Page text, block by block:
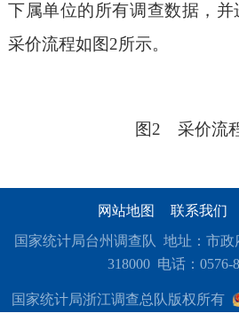
下属单位的所有调查数据，
采价流程如图2所示。
图2 采价流
网站地图 联系我们
国家统计局台州调查队 地址：市政
318000 电话：0576-
国家统计局浙江调查总队版权所有